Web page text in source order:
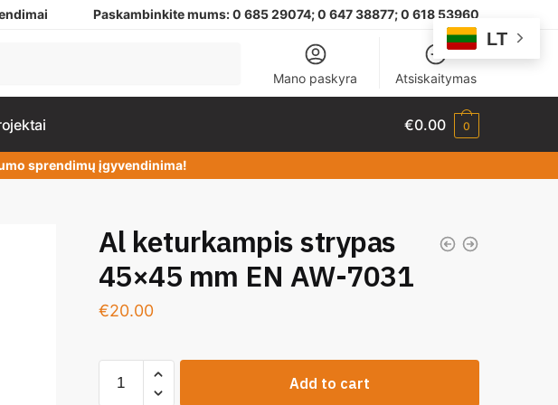
Paskambinkite mums:0 685 29074;0 647 38877; 0 618 53960
Mano paskyra
Atsiskaitymas
€0.00 0
sprendimų įgyvendinima!
Al keturkampis strypas
45×45 mm EN AW-7031
€20.00
Add to cart
LT